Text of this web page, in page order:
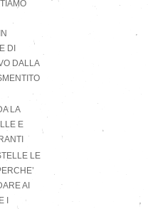
DI
DALLA
LA
E
LE
AI
I